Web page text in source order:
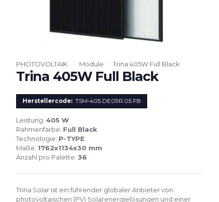
PHOTOVOLTAIK / Module / Trina 405W Full Black
Trina 405W Full Black
Herstellercode: TSM-405 DE09R.05 FB
Leistung: 405 W
Rahmenfarbe: Full Black
Technologie: P-TYPE
Maße: 1762x1134x30 mm
Anzahl pro Palette: 36
Trina Solar ist ein führender globaler Anbieter von
photovoltaischen (PV) Solarenergielösungen und einer